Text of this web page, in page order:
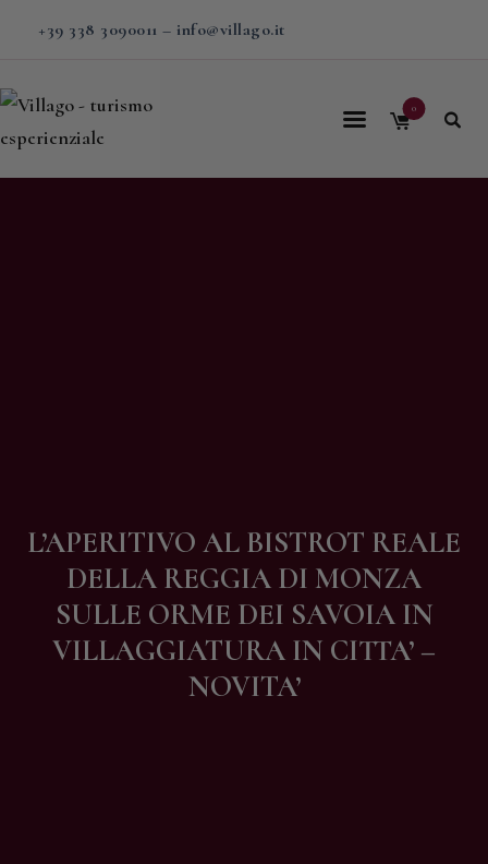
+39 338 3090011 – info@villago.it
0
L’APERITIVO AL BISTROT REALE
DELLA REGGIA DI MONZA
SULLE ORME DEI SAVOIA IN
VILLAGGIATURA IN CITTA’ –
NOVITA’
Home